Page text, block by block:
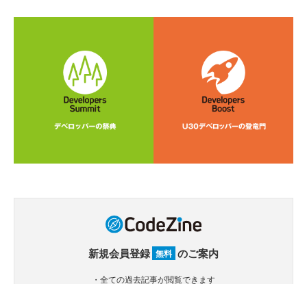
新規会員登録 無料 のご案内
・全ての過去記事が閲覧できます